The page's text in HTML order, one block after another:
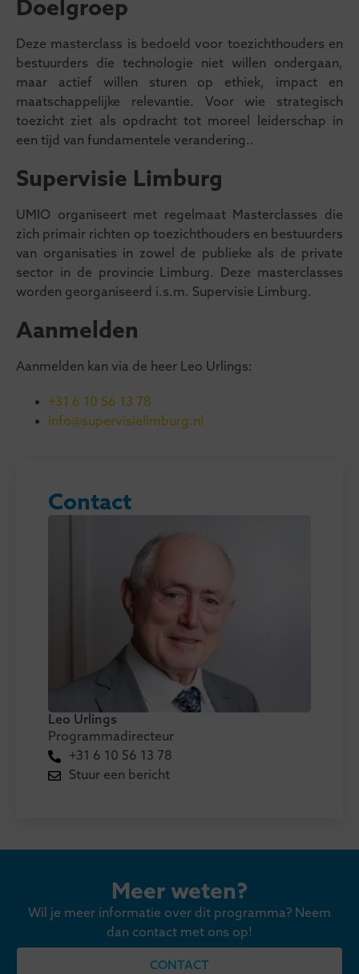
Doelgroep
Deze masterclass is bedoeld voor toezichthouders en
bestuurders die technologie niet willen ondergaan,
maar actief willen sturen op ethiek, impact en
maatschappelijke relevantie. Voor wie strategisch
toezicht ziet als opdracht tot moreel leiderschap in
een tijd van fundamentele verandering..
Supervisie Limburg
UMIO organiseert met regelmaat Masterclasses die
zich primair richten op toezichthouders en bestuurders
van organisaties in zowel de publieke als de private
sector in de provincie Limburg. Deze masterclasses
worden georganiseerd i.s.m. Supervisie Limburg.
Aanmelden
Aanmelden kan via de heer Leo Urlings:
+31 6 10 56 13 78
info@supervisielimburg.nl
Contact
Leo Urlings
Programmadirecteur
+31 6 10 56 13 78
Stuur een bericht
Meer weten?
Wil je meer informatie over dit programma? Neem
dan contact met ons op!
CONTACT